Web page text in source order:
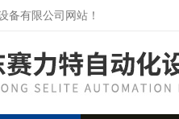
备有限公司网站！